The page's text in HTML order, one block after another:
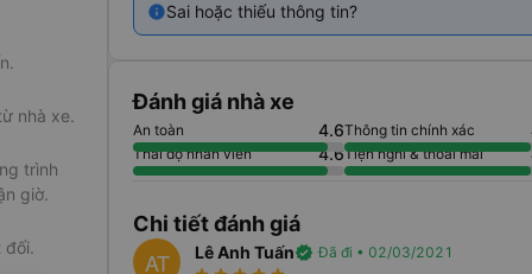
nhà xe.
trình
giờ.
đối.
free
khách
xe có
phố cổ
thành 9
Sai hoặc thiếu thông tin?
Đánh giá nhà xe
An toàn 4.6Thông tin chính xác
Thái độ nhân viên 4.6Tiện nghi & thoải mái
Chi tiết đánh giá
AT Lê Anh Tuấnverified Đã đi • 02/03/2021